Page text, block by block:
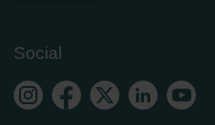
Social